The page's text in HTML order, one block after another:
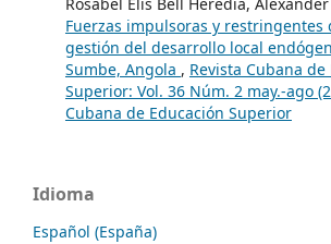
Rosabel Elis Bell Heredia,
Fuerzas impulsoras y restringentes
gestión del desarrollo local
Sumbe, Angola , Revista Cubana de
Superior: Vol. 36 Núm. 2 may.-ago
Cubana de Educación Superior
Idioma
Español (España)